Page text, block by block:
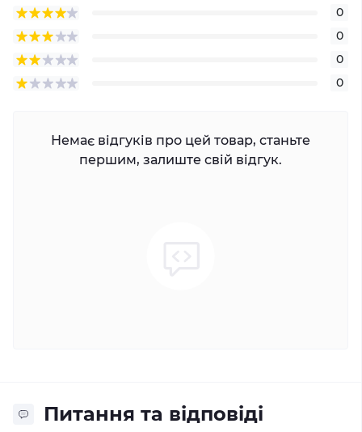
0
0
0
0
Немає відгуків про цей товар, станьте
першим, залиште свій відгук.
Питання та відповіді